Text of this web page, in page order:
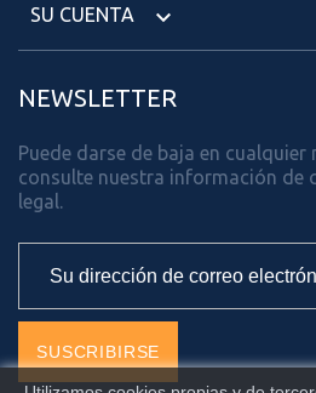
SU CUENTA 
NEWSLETTER
Puede darse de baja en cualquier
consulte nuestra información de
legal.